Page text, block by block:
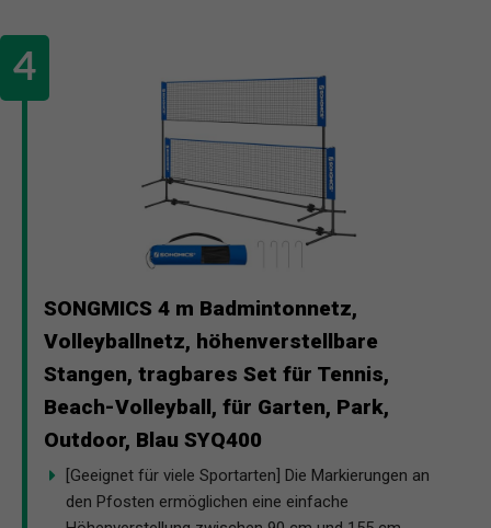
SONGMICS 4 m Badmintonnetz,
Volleyballnetz, höhenverstellbare
Stangen, tragbares Set für Tennis,
Beach-Volleyball, für Garten, Park,
Outdoor, Blau SYQ400
[Geeignet für viele Sportarten] Die Markierungen an
den Pfosten ermöglichen eine einfache